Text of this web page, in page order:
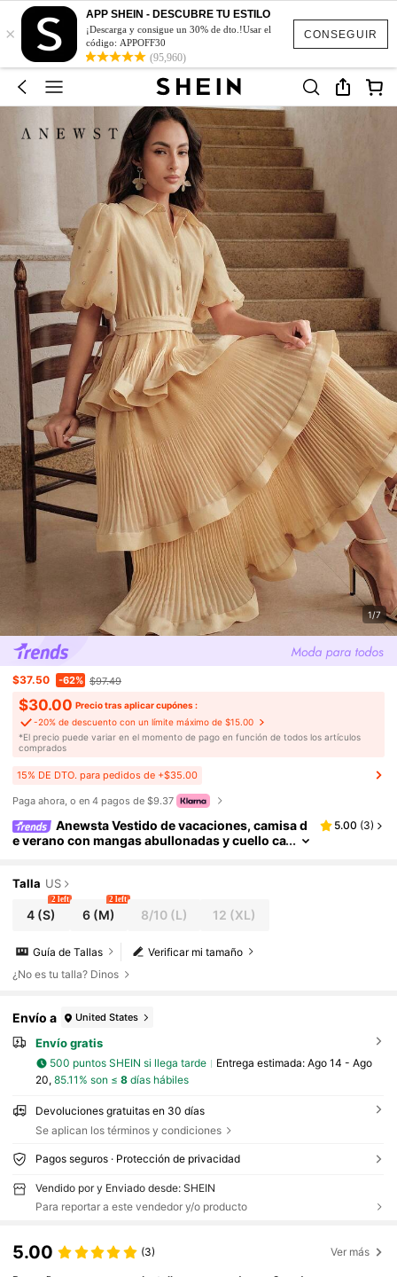
CONSEGUIR
×
APP SHEIN - DESCUBRE TU ESTILO
¡Descarga y consigue un 30% de dto.!Usar el
código: APPOFF30
(95,960)
1/7
$37.50 -62% $97.49
$30.00 Precio tras aplicar cupónes :
-20% de descuento con un límite máximo de $15.00
​*El precio puede variar en el momento de pago en función de todos los artículos
comprados
15% DE DTO. para pedidos de +$35.00
Paga ahora, o en 4 pagos de $9.37
Anewsta Vestido de vacaciones, camisa d
e verano con mangas abullonadas y cuello ca
tipo pastel con plisados y adornos
5.00 (3)
Talla US
4 (S)
2 left
6 (M)
2 left
8/10(L) 12 (XL)
Verificar mi tamaño
Guía de Tallas
¿No es tu talla? Dinos
Envío a United States
Envío gratis
500 puntos SHEIN si llega tarde Entrega estimada: Ago 14 - Ago
20, 85.11% son ≤ 8días hábiles
Devoluciones gratuitas en 30 días
Se aplican los términos y condiciones
Pagos seguros · Protección de privacidad
Vendido por y Enviado desde: SHEIN
Para reportar a este vendedor y/o producto
5.00 (3) Ver más